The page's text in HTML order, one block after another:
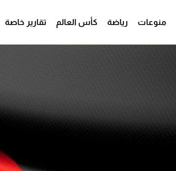
منوعات رياضة كأس العالم تقارير خاصة